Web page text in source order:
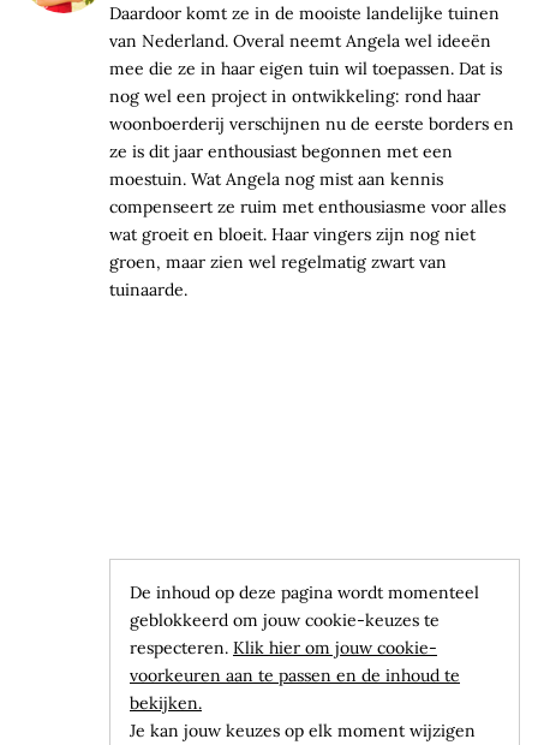
Daardoor komt ze in de mooiste landelijke tuinen
van Nederland. Overal neemt Angela wel ideeën
mee die ze in haar eigen tuin wil toepassen. Dat is
nog wel een project in ontwikkeling: rond haar
woonboerderij verschijnen nu de eerste borders en
ze is dit jaar enthousiast begonnen met een
moestuin. Wat Angela nog mist aan kennis
compenseert ze ruim met enthousiasme voor alles
wat groeit en bloeit. Haar vingers zijn nog niet
groen, maar zien wel regelmatig zwart van
tuinaarde.
De inhoud op deze pagina wordt momenteel
geblokkeerd om jouw cookie-keuzes te
respecteren. Klik hier om jouw cookie-
voorkeuren aan te passen en de inhoud te
bekijken.
Je kan jouw keuzes op elk moment wijzigen